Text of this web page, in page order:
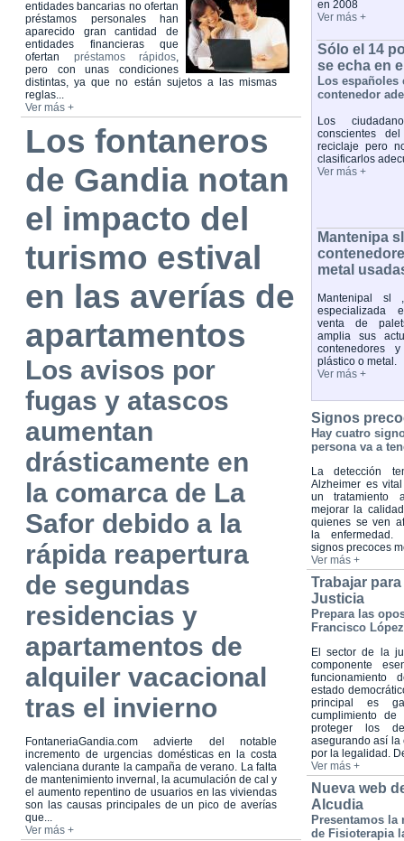
entidades bancarias no ofertan
préstamos personales han
aparecido gran cantidad de
entidades financieras que
ofertan préstamos rápidos,
pero con unas condiciones
distintas, ya que no están sujetos a las mismas
reglas...
Ver más +
Los fontaneros
de Gandia notan
el impacto del
turismo estival
en las averías de
apartamentos
Los avisos por
fugas y atascos
aumentan
drásticamente en
la comarca de La
Safor debido a la
rápida reapertura
de segundas
residencias y
apartamentos de
alquiler vacacional
tras el invierno
FontaneriaGandia.com advierte del notable
incremento de urgencias domésticas en la costa
valenciana durante la campaña de verano. La falta
de mantenimiento invernal, la acumulación de cal y
el aumento repentino de usuarios en las viviendas
son las causas principales de un pico de averías
que...
Ver más +
en 2008
Ver más +
Sólo el 14
se echa en
Los españoles
contenedor
Los
conscientes
reciclaje pero
clasificarlos
Ver más +
Mantenipa
metal
Mantenipal sl
especializada
venta de
amplia sus
contenedores
plástico o metal.
Ver más +
Signos
Hay cuatro
persona va a
La detección
Alzheimer es
un tratamiento
mejorar la
quienes se ven
la enfermedad.
signos precoces
Ver más +
Trabajar
Justicia
Prepara las
Francisco López
El sector de la
componente
funcionamiento
estado
principal es
cumplimiento
proteger los
asegurando así la
por la legalidad.
Ver más +
Nueva web
Alcudia
Presentamos la
de Fisioterapia